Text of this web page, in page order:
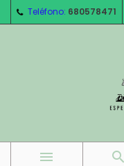
Teléfono: 680578471
 